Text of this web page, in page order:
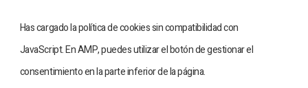
Has cargado la política de cookies sin compatibilidad con
JavaScript. En AMP, puedes utilizar el botón de gestionar el
consentimiento en la parte inferior de la página.